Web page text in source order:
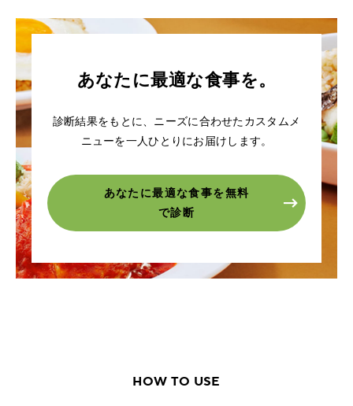
あなたに最適な食事を。
診断結果をもとに、ニーズに合わせたカスタムメ
ニューを一人ひとりにお届けします。
あなたに最適な食事を無料
で診断
HOW TO USE